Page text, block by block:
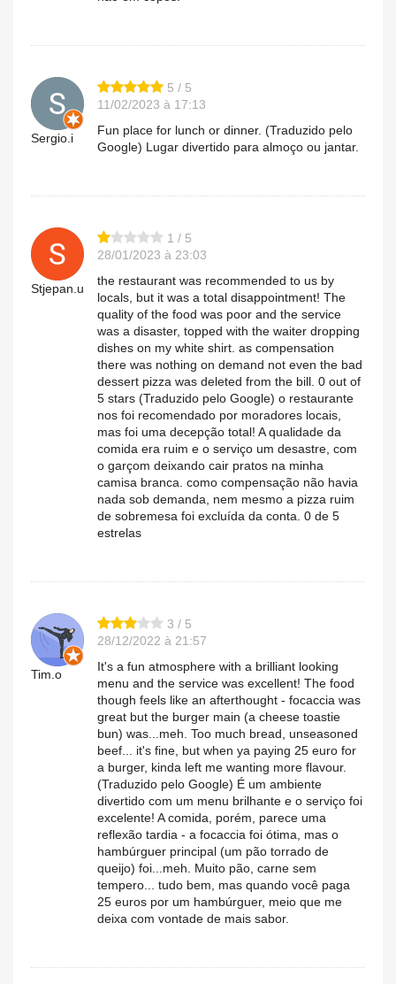
Sergio.i
5 / 5
11/02/2023 à 17:13
Fun place for lunch or dinner. (Traduzido pelo
Google) Lugar divertido para almoço ou jantar.
Stjepan.u
1 / 5
28/01/2023 à 23:03
the restaurant was recommended to us by
locals, but it was a total disappointment! The
quality of the food was poor and the service
was a disaster, topped with the waiter dropping
dishes on my white shirt. as compensation
there was nothing on demand not even the bad
dessert pizza was deleted from the bill. 0 out of
5 stars (Traduzido pelo Google) o restaurante
nos foi recomendado por moradores locais,
mas foi uma decepção total! A qualidade da
comida era ruim e o serviço um desastre, com
o garçom deixando cair pratos na minha
camisa branca. como compensação não havia
nada sob demanda, nem mesmo a pizza ruim
de sobremesa foi excluída da conta. 0 de 5
estrelas
Tim.o
3 / 5
28/12/2022 à 21:57
It's a fun atmosphere with a brilliant looking
menu and the service was excellent! The food
though feels like an afterthought - focaccia was
great but the burger main (a cheese toastie
bun) was...meh. Too much bread, unseasoned
beef... it's fine, but when ya paying 25 euro for
a burger, kinda left me wanting more flavour.
(Traduzido pelo Google) É um ambiente
divertido com um menu brilhante e o serviço foi
excelente! A comida, porém, parece uma
reflexão tardia - a focaccia foi ótima, mas o
hambúrguer principal (um pão torrado de
queijo) foi...meh. Muito pão, carne sem
tempero... tudo bem, mas quando você paga
25 euros por um hambúrguer, meio que me
deixa com vontade de mais sabor.